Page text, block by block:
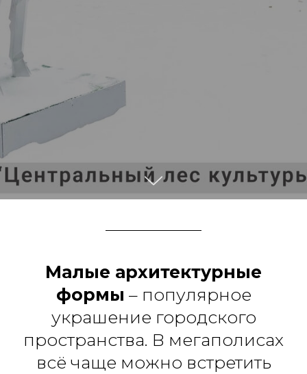
Малые архитектурные
формы – популярное
украшение городского
пространства. В мегаполисах
всё чаще можно встретить